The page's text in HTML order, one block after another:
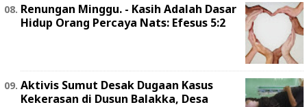
Renungan Minggu. - Kasih Adalah Dasar
Hidup Orang Percaya Nats: Efesus 5:2
Aktivis Sumut Desak Dugaan Kasus
Kekerasan di Dusun Balakka, Desa